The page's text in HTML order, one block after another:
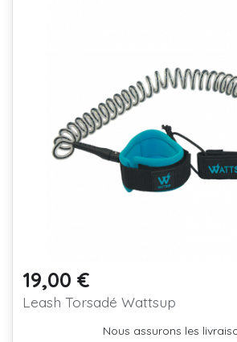
Prix
19,00 €
Leash Torsadé Wattsup
Nous assurons les